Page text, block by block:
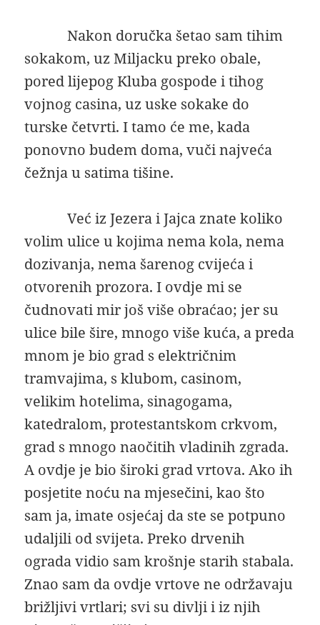
Nakon doručka šetao sam tihim
sokakom, uz Miljacku preko obale,
pored lijepog Kluba gospode i tihog
vojnog casina, uz uske sokake do
turske četvrti. I tamo će me, kada
ponovno budem doma, vuči najveća
čežnja u satima tišine.
Već iz Jezera i Jajca znate koliko
volim ulice u kojima nema kola, nema
dozivanja, nema šarenog cvijeća i
otvorenih prozora. I ovdje mi se
čudnovati mir još više obraćao; jer su
ulice bile šire, mnogo više kuća, a preda
mnom je bio grad s električnim
tramvajima, s klubom, casinom,
velikim hotelima, sinagogama,
katedralom, protestantskom crkvom,
grad s mnogo naočitih vladinih zgrada.
A ovdje je bio široki grad vrtova. Ako ih
posjetite noću na mjesečini, kao što
sam ja, imate osjećaj da ste se potpuno
udaljili od svijeta. Preko drvenih
ograda vidio sam krošnje starih stabala.
Znao sam da ovdje vrtove ne održavaju
brižljivi vrtlari; svi su divlji i iz njih